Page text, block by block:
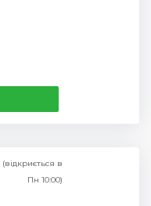
(відкриється в
Пн 10:00)